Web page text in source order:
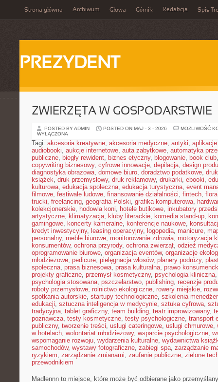
Strona główna Archiwum Głowa Górnik Redakcja Spis
PREZYDENT
ZWIERZĘTA W GOSPODARSTWIE
POSTED BY ADMIN POSTED ON MAJ - 3 - 2026
MOŻLIWOŚĆ
WYŁĄCZONA
Tagi: akcesoria kreatywne, akcesoria medyczne, antyki,
audiobooki, aukcje internetowe, auta zabytkowe, automatyka
publiczne, biegły rewident, biznes etyczny, blogowanie, book club
copywriting biznesowy, cyfrowe innowacje, depilacja, design
diagnostyka obrazowa, domowe biuro, doradztwo podatkowe,
książek, druk przemysłowy, druk reklamowy, drukarki, ebooki,
kulturowa, edukacja społeczna, edukacja turystyczna, event
filmowe, festiwale ludowe, finansowanie działalności, fintech, flora
trucki, freelancing, geografia Polski, grafika komputerowa,
kolekcjonerskie, hodowla koni, hotele butikowe, inkubatory
artystyczne, klimatyzacja, kluby literackie, komedia stand-up,
gamingowe, koncerty kameralne, konferencje naukowe,
kredyt inwestycyjny, leasing operacyjny, logopedia, manicure,
personalny, meble biurowe, monitorowanie zdrowia, motoryzacja
konsumentów, ochrona przyrody, ochrona zwierząt, odzież
oprogramowanie biurowe, organizacja eventów, organizacje
młodzieżowe, pedicure, pielęgnacja włosów, planery podróży,
społeczna, prasa biznesowa, prasa kulturalna, prawo
projekty graficzne, przemysł kosmetyczny, psychologia kliniczna
psychologia stosowana, pszczelarstwo, publishing, recenzje
roboty przemysłowe, rolnictwo ekologiczne, rowery miejskie,
spotkania autorskie, startupy technologiczne, szkolenia
edukacji, sztuczna inteligencja w medycynie, sztuka cyfrowa,
tradycyjna, tablet graficzny, team building, teatr improwizowany,
poznawcza, testy kosmetyczne, testy psychologiczne, transport
publiczny, tworzenie treści, usługi cateringowe, usługi chmurowe,
w hotelach, wolontariat młodzieżowy, wsparcie psychologiczne,
wspomaganie rozwoju, wydarzenia kulturalne, wydawnictwa
samochodów, wystawy fotograficzne, zabiegi spa, zarządzanie
ryzykiem, zarządzanie zmianami, zaufanie publiczne, zielone
przewodnikiem
Madlennn to miejsce, które może być odbierane jako